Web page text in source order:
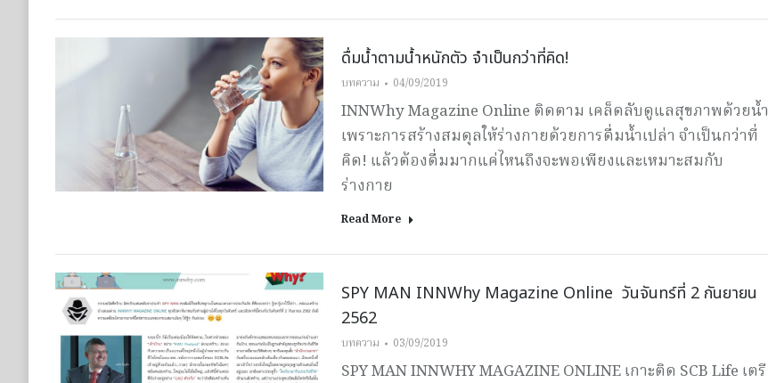
ดื่มน้ำตามน้ำหนักตัว จำเป็นกว่าที่คิด!
บทความ 04/09/2019
INNWhy Magazine Online ติดตาม เคล็ดลับดูแลสุขภาพด้วยน้ำ
เพราะการสร้างสมดุลให้ร่างกายด้วยการดื่มน้ำเปล่า จำเป็นกว่าที่
คิด! แล้วต้องดื่มมากแค่ไหนถึงจะพอเพียงและเหมาะสมกับ
ร่างกาย
Read More
SPY MAN INNWhy Magazine Online วันจันทร์ที่ 2 กันยายน
2562
บทความ 03/09/2019
SPY MAN INNWHY MAGAZINE ONLINE เกาะติด SCB Life เตรี